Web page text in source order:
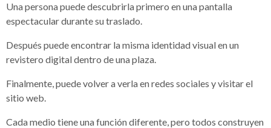
Una persona puede descubrirla primero en una pantalla
espectacular durante su traslado.
Después puede encontrar la misma identidad visual en un
revistero digital dentro de una plaza.
Finalmente, puede volver a verla en redes sociales y visitar el
sitio web.
Cada medio tiene una función diferente, pero todos construyen